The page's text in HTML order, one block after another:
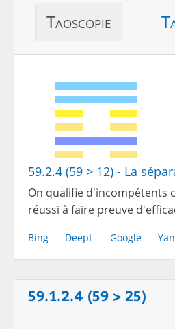
Taoscopie
59.2.4 (59 > 12) - La
On qualifie d'incompétents
réussi à faire preuve
Bing DeepL Google
59.1.2.4 (59 > 25)